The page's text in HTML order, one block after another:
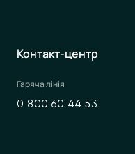
Контакт-центр
Гаряча лінія
0 800 60 44 53